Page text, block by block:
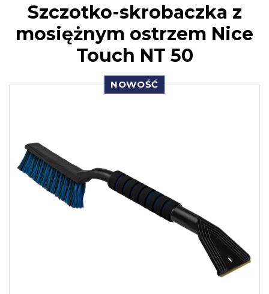
Szczotko-skrobaczka z
mosiężnym ostrzem Nice
Touch NT 50
NOWOŚĆ